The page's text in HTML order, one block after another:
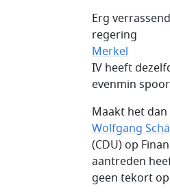
Erg
regering
Merkel
IV heeft
evenmin
Maakt het
Wolfgang
(CDU) op
aantreden
geen tekort